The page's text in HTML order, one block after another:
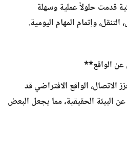
قدمت حلولاً عملية وسهلة
وإتمام المهام اليومية.
الاتصال، الواقع الافتراضي قد
البيئة الحقيقية، مما يجعل البعض